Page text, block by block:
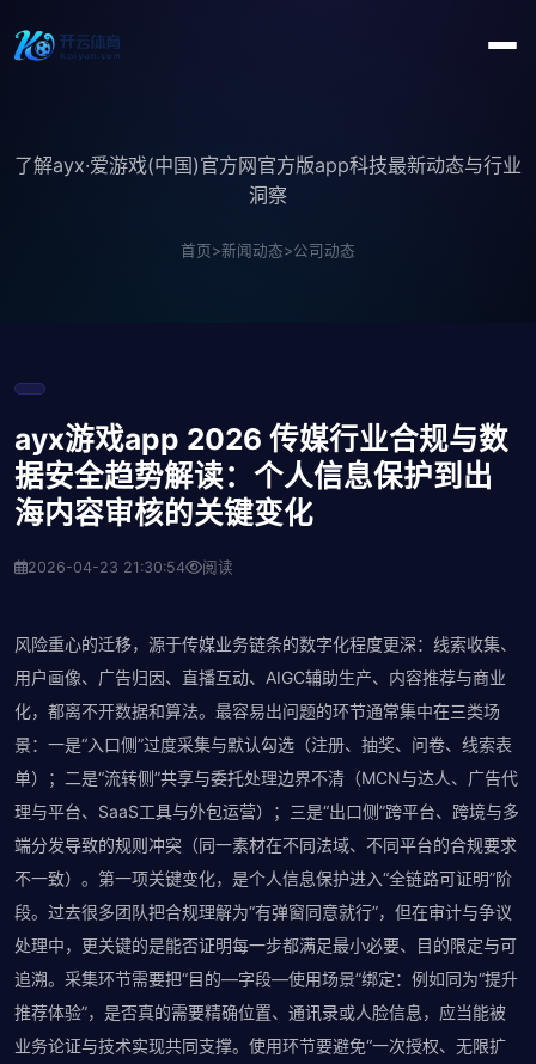
了解ayx·爱游戏(中国)官方网官方版app科技最新动态与行业
洞察
首页>新闻动态>公司动态
ayx游戏app 2026 传媒行业合规与数
据安全趋势解读：个人信息保护到出
海内容审核的关键变化
2026-04-23 21:30:54 阅读
风险重心的迁移，源于传媒业务链条的数字化程度更深：线索收集、
用户画像、广告归因、直播互动、AIGC辅助生产、内容推荐与商业
化，都离不开数据和算法。最容易出问题的环节通常集中在三类场
景：一是“入口侧”过度采集与默认勾选（注册、抽奖、问卷、线索表
单）；二是“流转侧”共享与委托处理边界不清（MCN与达人、广告代
理与平台、SaaS工具与外包运营）；三是“出口侧”跨平台、跨境与多
端分发导致的规则冲突（同一素材在不同法域、不同平台的合规要求
不一致）。第一项关键变化，是个人信息保护进入“全链路可证明”阶
段。过去很多团队把合规理解为“有弹窗同意就行”，但在审计与争议
处理中，更关键的是能否证明每一步都满足最小必要、目的限定与可
追溯。采集环节需要把“目的—字段—使用场景”绑定：例如同为“提升
推荐体验”，是否真的需要精确位置、通讯录或人脸信息，应当能被
业务论证与技术实现共同支撑。使用环节要避免“一次授权、无限扩